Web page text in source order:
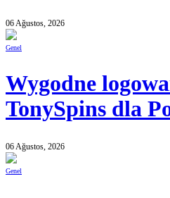
06 Ağustos, 2026
Genel
Wygodne
TonySpins dla
06 Ağustos, 2026
Genel